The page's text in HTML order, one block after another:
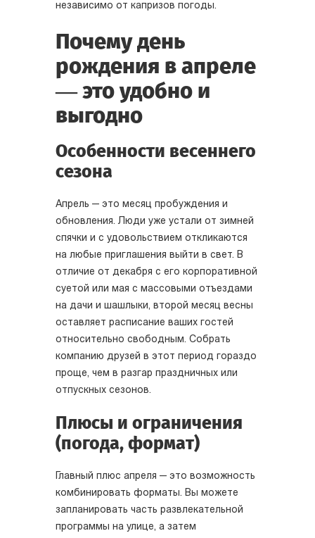
независимо от капризов погоды.
Почему день
рождения в апреле
— это удобно и
выгодно
Особенности весеннего
сезона
Апрель — это месяц пробуждения и
обновления. Люди уже устали от зимней
спячки и с удовольствием откликаются
на любые приглашения выйти в свет. В
отличие от декабря с его корпоративной
суетой или мая с массовыми отъездами
на дачи и шашлыки, второй месяц весны
оставляет расписание ваших гостей
относительно свободным. Собрать
компанию друзей в этот период гораздо
проще, чем в разгар праздничных или
отпускных сезонов.
Плюсы и ограничения
(погода, формат)
Главный плюс апреля — это возможность
комбинировать форматы. Вы можете
запланировать часть развлекательной
программы на улице, а затем